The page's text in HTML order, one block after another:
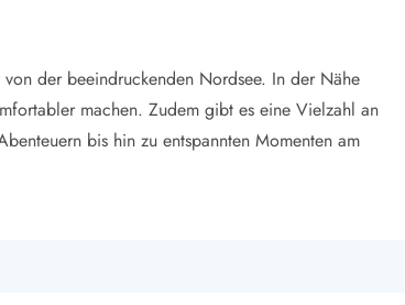
der beeindruckenden Nordsee. In der Nähe
machen. Zudem gibt es eine Vielzahl an
bis hin zu entspannten Momenten am